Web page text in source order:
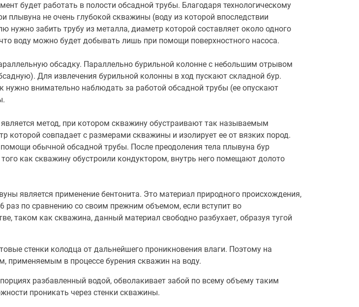
будет работать в полости обсадной трубы. Благодаря технологическому
плывуна не очень глубокой скважины (воду из которой впоследствии
забить трубу из металла, диаметр которой составляет около одного
воду можно будет добывать лишь при помощи поверхностного насоса.
обсадку. Параллельно бурильной колонне с небольшим отрывом
Для извлечения бурильной колонны в ход пускают складной бур.
внимательно наблюдать за работой обсадной трубы (ее опускают
метод, при котором скважину обустраивают так называемым
которой совпадает с размерами скважины и изолирует ее от вязких пород.
обычной обсадной трубы. После преодоления тела плывуна бур
как скважину обустроили кондуктором, внутрь него помещают долото
является применение бентонита. Это материал природного происхождения,
раз по сравнению со своим прежним объемом, если вступит во
таком как скважина, данный материал свободно разбухает, образуя тугой
стенки колодца от дальнейшего проникновения влаги. Поэтому на
применяемым в процессе бурения скважин на воду.
разбавленный водой, обволакивает забой по всему объему таким
проникать через стенки скважины.